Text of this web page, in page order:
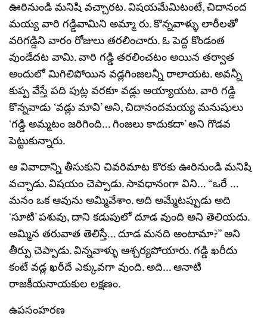
ఊరినుండి మనిషి వచ్చారట. విషయమేమిటంటే, చిదానంద
మయ్య వారి గడ్డివామిని అమ్మా రు. కొన్నవాళ్ళు లారీలతో
వరిగడ్డిని వారం రోజులు తరలించారు. ఓ పెద్ద కొండంత
వుండేదట వామి. వారి గడ్డి తరలించటం అయిన తర్వాత
అందులో మిగిలిపోయిన వడ్లగింజలన్నీ రాలాయట. అవన్నీ
కుప్ప వేస్తే పది పుట్ల వరకూ వడ్లు అయ్యాయట. వారి గడ్డి
కొన్నవాడు ‘వడ్లు మావి’ అని, చిదానందమయ్య మనుషులు
‘గడ్డి అమ్మటం జరిగింది… గింజలు కాదుకదా’ అని గొడవ
పెట్టుకున్నారు.
ఆ వివాదాన్ని తీసుకుని చివరిమాట కొరకు ఊరినుండి మనిషి
వచ్చాడు. విషయం చెప్పాడు. సావధానంగా విని… “ఒరే …
మనం ఒక ఆవును అమ్మివేశాం. అది అమ్మేటప్పుడు అది
‘సూటి’ పశువు, దాని కడుపులో దూడ వుంది అని తెలియదు.
అమ్మిన తరువాత తెలిస్తే… దూడ మనది అంటామా?” అని
తీర్పు చెప్పాడు. విన్నవాళ్ళు ఆశ్చర్యపోయారు. గడ్డి ఖరీదు
కంటే వడ్ల ఖరీదే ఎక్కువగా వుంది. అది… ఆనాటి
రాజకీయనాయకుల లక్షణం.
ఉపసంహరణ